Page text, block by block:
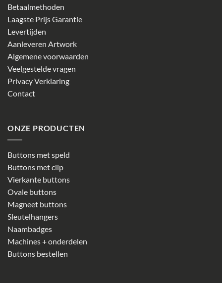
Betaalmethoden
Laagste Prijs Garantie
Levertijden
Aanleveren Artwork
Algemene voorwaarden
Veelgestelde vragen
Privacy Verklaring
Contact
ONZE PRODUCTEN
Buttons met speld
Buttons met clip
Vierkante buttons
Ovale buttons
Magneet buttons
Sleutelhangers
Naambadges
Machines + onderdelen
Buttons bestellen